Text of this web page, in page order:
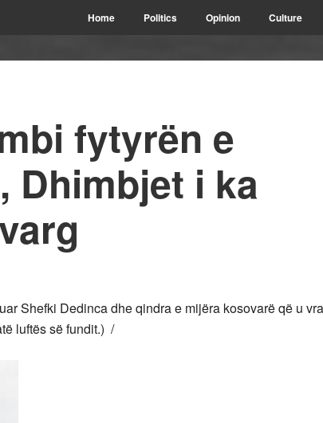
Home Politics Opinion Culture
fytyrën e
Dhimbjet i ka
Shefki Dedinca dhe qindra e mijëra kosovarë që u
luftës së fundit.) /